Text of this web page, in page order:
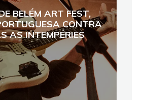
BELÉM ART FEST,
CONTRA
AS INTEMPÉRIES